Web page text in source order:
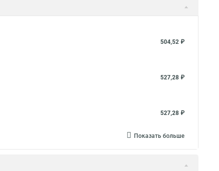
504,52 ₽
527,28 ₽
527,28 ₽
Показать больше